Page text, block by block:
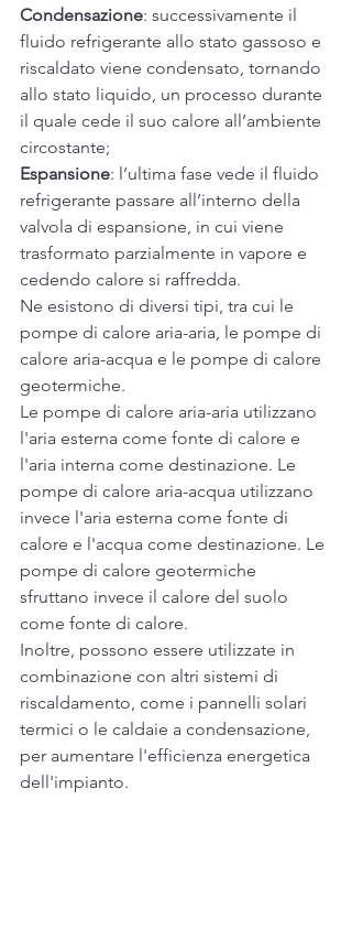
Condensazione: successivamente il
fluido refrigerante allo stato gassoso e
riscaldato viene condensato, tornando
allo stato liquido, un processo durante
il quale cede il suo calore all’ambiente
circostante;
Espansione: l’ultima fase vede il fluido
refrigerante passare all’interno della
valvola di espansione, in cui viene
trasformato parzialmente in vapore e
cedendo calore si raffredda.
Ne esistono di diversi tipi, tra cui le
pompe di calore aria-aria, le pompe di
calore aria-acqua e le pompe di calore
geotermiche.
Le pompe di calore aria-aria utilizzano
l'aria esterna come fonte di calore e
l'aria interna come destinazione. Le
pompe di calore aria-acqua utilizzano
invece l'aria esterna come fonte di
calore e l'acqua come destinazione. Le
pompe di calore geotermiche
sfruttano invece il calore del suolo
come fonte di calore.
Inoltre, possono essere utilizzate in
combinazione con altri sistemi di
riscaldamento, come i pannelli solari
termici o le caldaie a condensazione,
per aumentare l'efficienza energetica
dell'impianto.